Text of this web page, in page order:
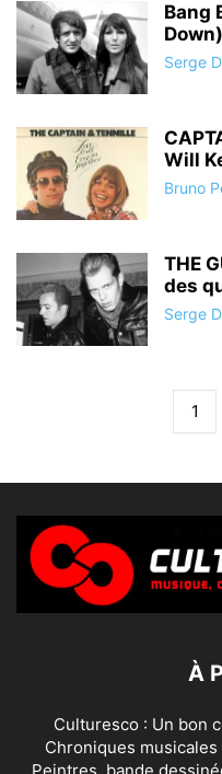
Bang
Serge
Will
Bruno
THE
des
Serge
1
À
Culturesco : Un bon
Chroniques